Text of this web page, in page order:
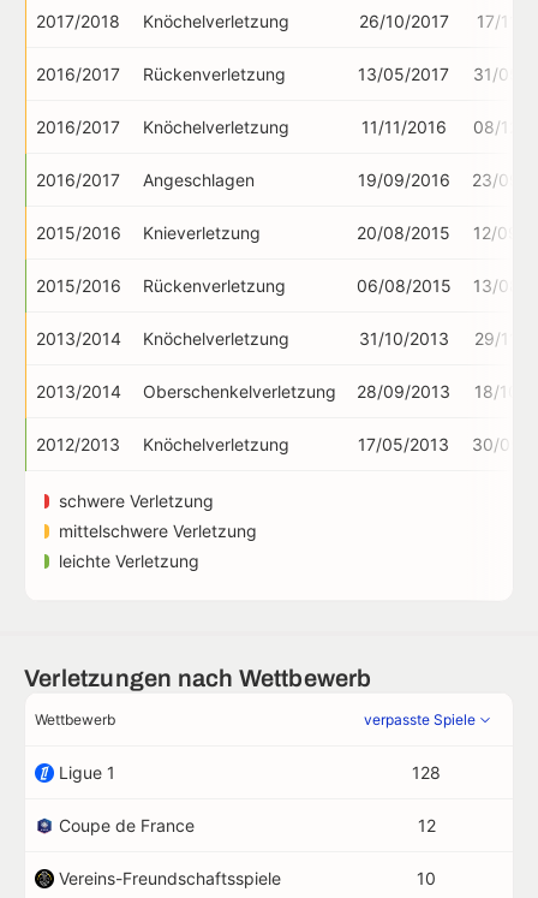
2017/2018 Knöchelverletzung 26/10/2017 17/11/
2016/2017 Rückenverletzung 13/05/2017 31/05/
2016/2017 Knöchelverletzung 11/11/2016 08/12/
2016/2017 Angeschlagen 19/09/2016 23/09/
2015/2016 Knieverletzung 20/08/2015 12/09/
2015/2016 Rückenverletzung 06/08/2015 13/08/
2013/2014 Knöchelverletzung 31/10/2013 29/11/
2013/2014 Oberschenkelverletzung 28/09/2013 18/10/
2012/2013 Knöchelverletzung 17/05/2013 30/05/
schwere Verletzung
mittelschwere Verletzung
leichte Verletzung
Verletzungen nach Wettbewerb
Wettbewerb verpasste Spiele
Ligue 1 128
Coupe de France 12
Vereins-Freundschaftsspiele 10